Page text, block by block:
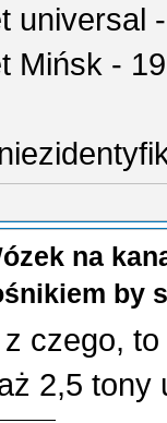
universal
Mińsk -
na
by
czego,
2,5 tony